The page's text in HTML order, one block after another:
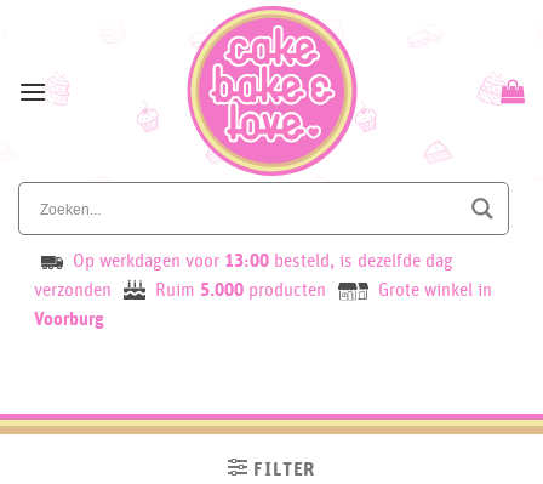
content
Op werkdagen voor 13:00 besteld, is dezelfde dag
verzonden
Ruim 5.000 producten
Grote winkel in
Voorburg
FILTER